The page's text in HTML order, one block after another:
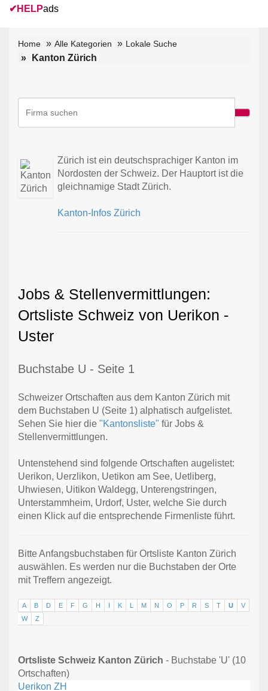
✔ HELPads
Home Alle Kategorien Lokale Suche
Kanton Zürich
Zürich ist ein deutschsprachiger Kanton im
Nordosten der Schweiz. Der Hauptort ist die
gleichnamige Stadt Zürich.
Kanton-Infos Zürich
Jobs & Stellenvermittlungen:
Ortsliste Schweiz von Uerikon -
Uster
Buchstabe U - Seite 1
Schweizer Ortschaften aus dem Kanton Zürich mit
dem Buchstaben U (Seite 1) alphatisch aufgelistet.
Sehen Sie hier die "Kantonsliste" für Jobs &
Stellenvermittlungen.
Untenstehend sind folgende Ortschaften augelistet:
Uerikon, Uerzlikon, Uetikon am See, Uetliberg,
Uhwiesen, Uitikon Waldegg, Unterengstringen,
Unterstammheim, Urdorf, Uster, welche Sie durch
einen Klick auf die entsprechende Firmenliste führt.
Bitte Anfangsbuchstaben für Ortsliste Kanton Zürich
auswählen. Es werden nur die Buchstaben der Orte
mit Treffern angezeigt.
A B D E F G H I K L M N O P R S T U
V
W
Z
Ortsliste Schweiz Kanton Zürich - Buchstabe 'U' (10
Ortschaften)
Uerikon ZH